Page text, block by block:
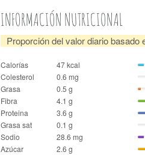
INFORMACIÓN NUTRICIONAL
Proporción del valor diario basado
Calorías 47 kcal
Colesterol
0.6 mg
Grasa
0.5 g
Fibra
4.1 g
Proteina
3.6 g
Grasa sat
0.1 g
Sodio
28.6 mg
Azúcar
2.6 g